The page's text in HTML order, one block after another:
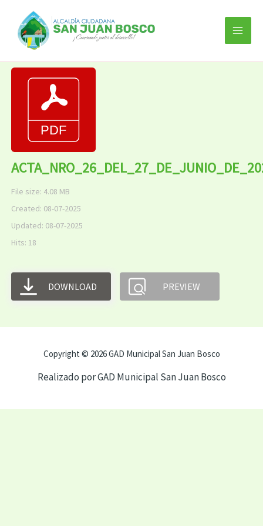
contenido
File size: 4.08 MB
Created: 08-07-2025
Updated: 08-07-2025
Hits: 18
DOWNLOAD PREVIEW
Copyright © 2026 GAD Municipal San Juan Bosco
Realizado por GAD Municipal San Juan Bosco